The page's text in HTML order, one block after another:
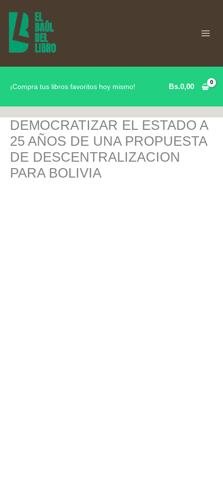
contenido
¡Compra tus libros favoritos hoy mismo! Bs.0,00
DEMOCRATIZAR EL ESTADO A
25 AÑOS DE UNA PROPUESTA
DE DESCENTRALIZACION
PARA BOLIVIA